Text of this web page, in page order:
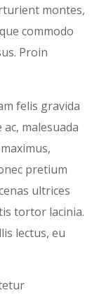
montes,
commodo
Proin
felis gravida
malesuada
pretium
ultrices
tortor lacinia.
lectus, eu